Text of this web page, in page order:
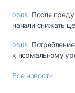
06.08 После
начали снижать
06.08
к нормальному
Все новости